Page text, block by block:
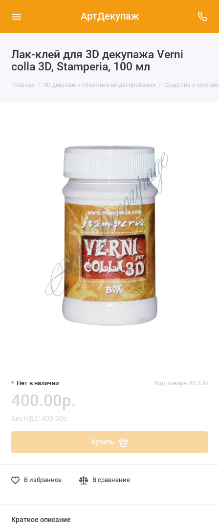
АртДекупаж
Лак-клей для 3D декупажа Verni
colla 3D, Stamperia, 100 мл
Главная 3D декупаж и объемное моделирование Средства и
Нет в наличии Код товара: KE22G
400.00р.
Без НДС: 400.00р.
Купить
В избранное В сравнение
Краткое описание